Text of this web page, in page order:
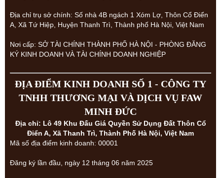
Địa chỉ trụ sở chính: Số nhà 4B ngách 1 Xóm Lợ, Thôn Cổ Điển
A, Xã Tứ Hiệp, Huyện Thanh Trì, Thành phố Hà Nội, Việt Nam
Nơi cấp: SỞ TÀI CHÍNH THÀNH PHỐ HÀ NỘI - PHÒNG ĐĂNG
KÝ KINH DOANH VÀ TÀI CHÍNH DOANH NGHIỆP
ĐỊA ĐIỂM KINH DOANH SỐ 1 - CÔNG TY
TNHH THƯƠNG MẠI VÀ DỊCH VỤ FAW
MINH ĐỨC
Địa chỉ: Lô 49 Khu Đấu Giá Quyền Sử Dụng Đất Thôn Cổ
Điển A, Xã Thanh Trì, Thành Phố Hà Nội, Việt Nam
Mã số địa điểm kinh doanh: 00001
Đăng ký lần đầu, ngày 12 tháng 06 năm 2025